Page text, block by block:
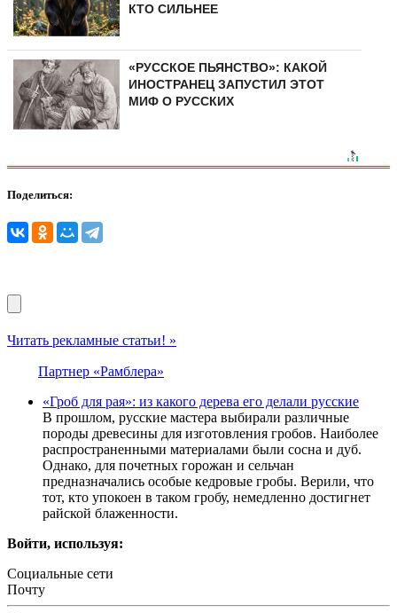
КТО СИЛЬНЕЕ
«РУССКОЕ ПЬЯНСТВО»: КАКОЙ
ИНОСТРАНЕЦ ЗАПУСТИЛ ЭТОТ
МИФ О РУССКИХ
Поделиться:
Читать рекламные статьи! »
Партнер «Рамблера»
«Гроб для рая»: из какого дерева его делали русские
В прошлом, русские мастера выбирали различные
породы древесины для изготовления гробов. Наиболее
распространенными материалами были сосна и дуб.
Однако, для почетных горожан и сельчан
предназначались особые кедровые гробы. Верили, что
тот, кто упокоен в таком гробу, немедленно достигнет
райской блаженности.
Войти, используя:
Социальные сети
Почту